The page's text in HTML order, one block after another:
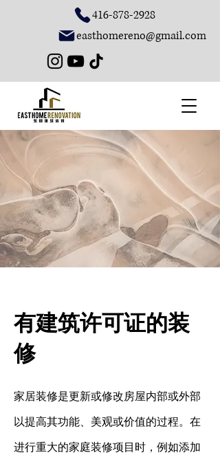
416-878-2928
easthomereno@gmail.com
有建筑许可证的装
修
家居装修是更新或修改房屋内部或外部
以提高其功能、美观或价值的过程。在
进行重大的家庭装修项目时，例如添加